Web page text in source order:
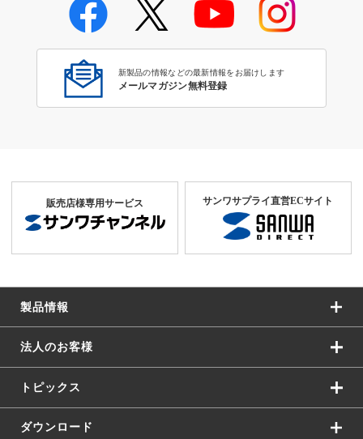
新製品の情報などの最新情報をお届けします
メールマガジン無料登録
販売店様専用サービス サンワサプライ直営ECサイト
製品情報
法人のお客様
トピックス
ダウンロード